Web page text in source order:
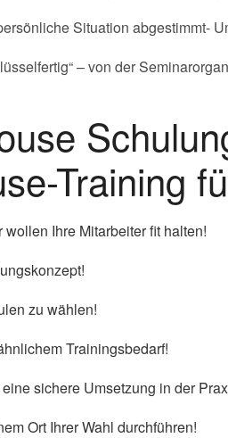
Situation abgestimmt-
– von der
Training
Ihre Mitarbeiter fit halten!
zu wählen!
Trainingsbedarf!
sichere Umsetzung in der
Ort Ihrer Wahl durchführen!